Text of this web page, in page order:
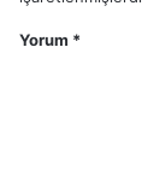
Yorum *